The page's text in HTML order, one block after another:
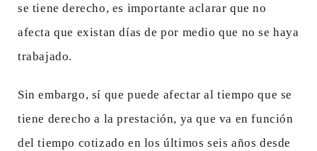
se tiene derecho, es importante aclarar que no
afecta que existan días de por medio que no se haya
trabajado.
Sin embargo, sí que puede afectar al tiempo que se
tiene derecho a la prestación, ya que va en función
del tiempo cotizado en los últimos seis años desde